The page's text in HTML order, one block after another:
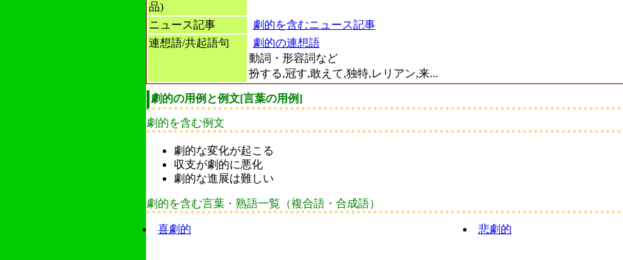
品)
ニュース記事
劇的を含むニュース記事
連想語/共起語句
劇的の連想語
動詞・形容詞など
扮する,冠す,敢えて,独特,レリアン,来...
劇的の用例と例文[言葉の用例]
劇的を含む例文
劇的な変化が起こる
収支が劇的に悪化
劇的な進展は難しい
劇的を含む言葉・熟語一覧（複合語・合成語）
喜劇的 悲劇的